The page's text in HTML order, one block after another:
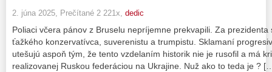
2. júna 2025, Prečítané 2 221x, dedic
Poliaci včera pánov z Bruselu nepríjemne prekvapili. Za prezidenta
ťažkého konzervatívca, suverenistu a trumpistu. Sklamaní
utešujú aspoň tým, že tento vzdelaním historik nie je rusofil a má
realizovanej Ruskou federáciou na Ukrajine. Nuž ako to teda je ?